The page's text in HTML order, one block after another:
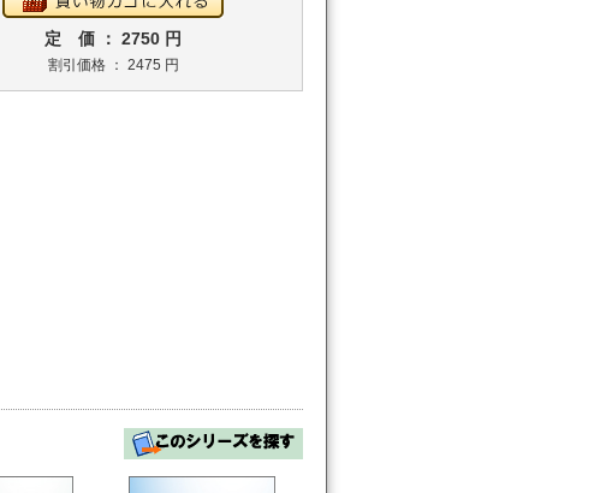
定 価 ： 2750 円
割引価格 ： 2475 円